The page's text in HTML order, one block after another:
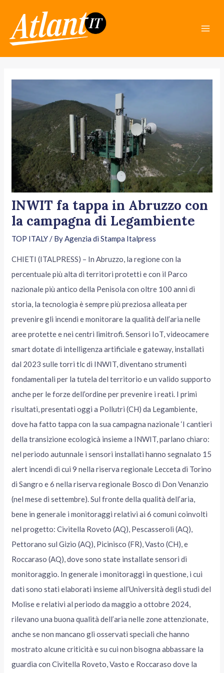
content
INWIT fa tappa in Abruzzo con
la campagna di Legambiente
TOP ITALY/ ByAgenzia di Stampa Italpress
CHIETI (ITALPRESS) – In Abruzzo, la regione con la
percentuale più alta di territori protetti e con il Parco
nazionale più antico della Penisola con oltre 100 anni di
storia, la tecnologia è sempre più preziosa alleata per
prevenire gli incendi e monitorare la qualità dell’aria nelle
aree protette e nei centri limitrofi. Sensori IoT, videocamere
smart dotate di intelligenza artificiale e gateway, installati
dal 2023 sulle torri tlc di INWIT, diventano strumenti
fondamentali per la tutela del territorio e un valido supporto
anche per le forze dell’ordine per prevenire i reati. I primi
risultati, presentati oggi a Pollutri (CH) da Legambiente,
dove ha fatto tappa con la sua campagna nazionale ‘I cantieri
della transizione ecologicà insieme a INWIT, parlano chiaro:
nel periodo autunnale i sensori installati hanno segnalato 15
alert incendi di cui 9 nella riserva regionale Lecceta di Torino
di Sangro e 6 nella riserva regionale Bosco di Don Venanzio
(nel mese di settembre). Sul fronte della qualità dell’aria,
bene in generale i monitoraggi relativi ai 6 comuni coinvolti
nel progetto: Civitella Roveto (AQ), Pescasseroli (AQ),
Pettorano sul Gizio (AQ), Picinisco (FR), Vasto (CH), e
Roccaraso (AQ), dove sono state installate sensori di
monitoraggio. In generale i monitoraggi in questione, i cui
dati sono stati elaborati insieme all’Università degli studi del
Molise e relativi al periodo da maggio a ottobre 2024,
rilevano una buona qualità dell’aria nelle zone attenzionate,
anche se non mancano gli osservati speciali che hanno
mostrato alcune criticità e su cui non bisogna abbassare la
guardia con Civitella Roveto, Vasto e Roccaraso dove la
navigation